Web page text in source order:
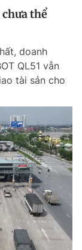
chưa thể
doanh
QL51 vẫn
tài sản cho